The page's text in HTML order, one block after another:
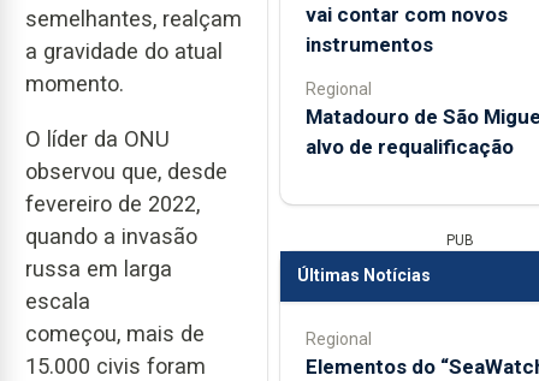
semelhantes, realçam
a gravidade do atual
momento.
O líder da ONU
observou que, desde
fevereiro de 2022,
quando a invasão
russa em larga
escala
começou, mais de
15.000 civis foram
vai contar com novos
instrumentos
Regional
Matadouro de São
alvo de requalificação
PUB
Últimas Notícias
Regional
​Elementos do